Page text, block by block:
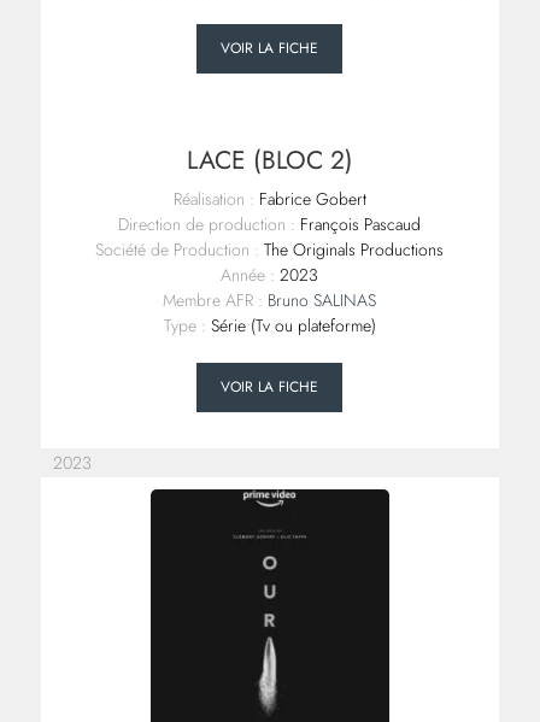
VOIR LA FICHE
LACE (BLOC 2)
Réalisation : Fabrice Gobert
Direction de production : François Pascaud
Société de Production : The Originals Productions
Année : 2023
Membre AFR : Bruno SALINAS
Type : Série (Tv ou plateforme)
VOIR LA FICHE
2023